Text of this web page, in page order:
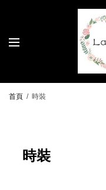
首頁 / 時裝
時裝